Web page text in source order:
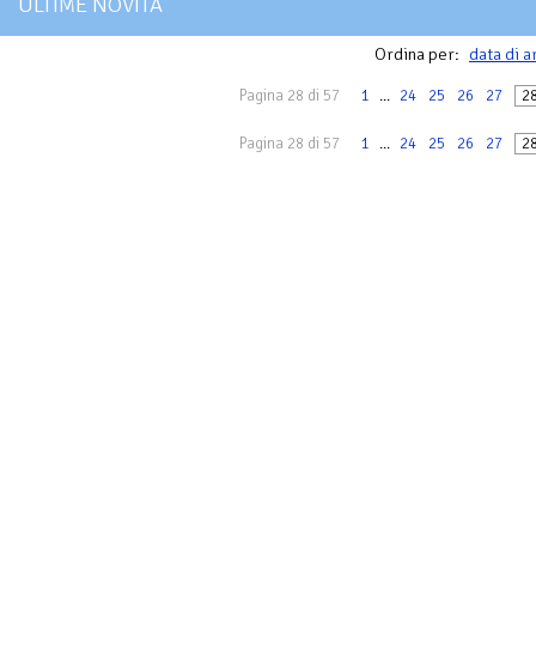
Ordina per: data di
Pagina 28 di 57 1 ... 24 25 26 27
Pagina 28 di 57 1 ... 24 25 26 27